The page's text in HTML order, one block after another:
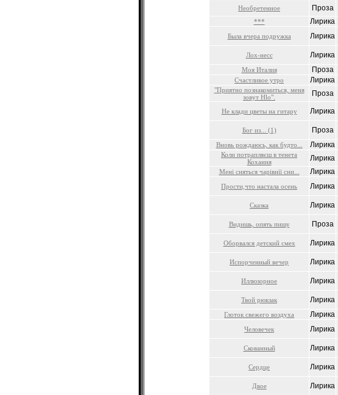
Необретенное Проза
*** Лирика
Была вчера подружка Лирика
Лох-несс Лирика
Моя Италия Проза
Счастливое утро Лирика
"Приятно познакомиться, меня
зовут Hlo".
Проза
Не клади цветы на гитару Лирика
Бог из... (1) Проза
Вновь рождаюсь, как будто... Лирика
Коли потрапляєш в тенета
Кохання
Лирика
Мені сняться чарівнії сни... Лирика
Прости,что настала осень Лирика
Сказка Лирика
Видишь, опять пишу Проза
Оборвался детский смех Лирика
Испорченный вечер Лирика
Иллюзорное Лирика
Твой рюкзак Лирика
Глоток свежего воздуха Лирика
Человечек Лирика
Скованный Лирика
Сердце Лирика
Двое Лирика